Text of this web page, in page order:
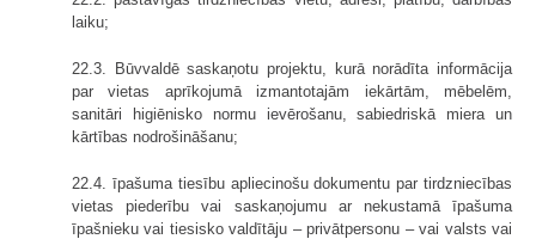
laiku;
22.3. Būvvaldē saskaņotu projektu, kurā norādīta informācija
par vietas aprīkojumā izmantotajām iekārtām, mēbelēm,
sanitāri higiēnisko normu ievērošanu, sabiedriskā miera un
kārtības nodrošināšanu;
22.4. īpašuma tiesību apliecinošu dokumentu par tirdzniecības
vietas piederību vai saskaņojumu ar nekustamā īpašuma
īpašnieku vai tiesisko valdītāju – privātpersonu – vai valsts vai